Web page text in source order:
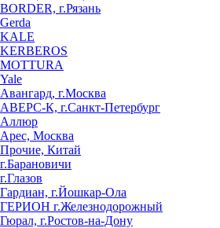
BORDER, г.Рязань
Gerda
KALE
KERBEROS
MOTTURA
Yale
Авангард, г.Москва
АВЕРС-К, г.Санкт-Петербург
Аллюр
Арес, Москва
Прочие, Китай
г.Барановичи
г.Глазов
Гардиан, г.Йошкар-Ола
ГЕРИОН г.Железнодорожный
Гюрал, г.Ростов-на-Дону